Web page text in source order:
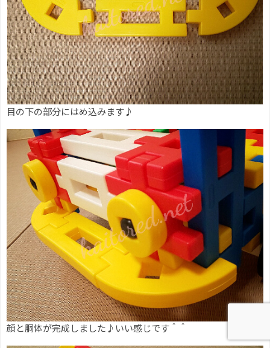
目の下の部分にはめ込みます♪
顔と胴体が完成しました♪いい感じです＾＾